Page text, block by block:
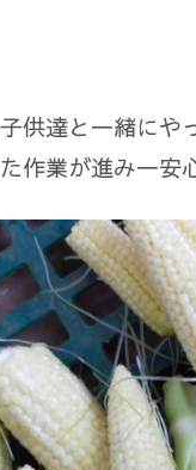
供達と一緒に
作業が進み一安